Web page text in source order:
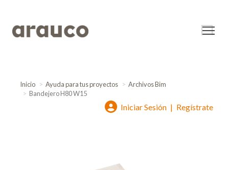
Inicio Ayuda para tus proyectos
Archivos Bim
Bandejero H80 W15
Iniciar Sesión | Regístrate